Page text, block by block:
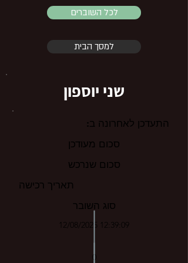
לכל השוברים
למסך הבית
שני יוספון
התעדכן לאחרונה ב:
סכום מעודכן
סכום שנרכש
תאריך רכישה
סוג השובר
12/08/2025 12:39:09
0